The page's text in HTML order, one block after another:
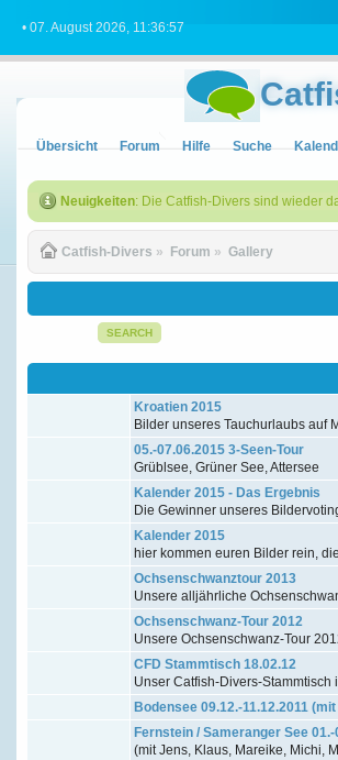
• 07. August 2026, 11:36:57
Übersicht Forum Hilfe Suche
Neuigkeiten: Die Catfish-Divers sind wieder
Catfish-Divers » Forum » Gallery
SEARCH
Kroatien 2015
Bilder unseres Tauchurlaubs auf
05.-07.06.2015 3-Seen-Tour
Grüblsee, Grüner See, Attersee
Kalender 2015 - Das Ergebnis
Die Gewinner unseres
Kalender 2015
hier kommen euren Bilder rein,
Ochsenschwanztour 2013
Unsere alljährliche
Ochsenschwanz-Tour 2012
Unsere Ochsenschwanz-Tour
CFD Stammtisch 18.02.12
Unser Catfish-Divers-
Bodensee 09.12.-11.12.2011
Fernstein / Sameranger See 01.-
(mit Jens, Klaus, Mareike, Michi,